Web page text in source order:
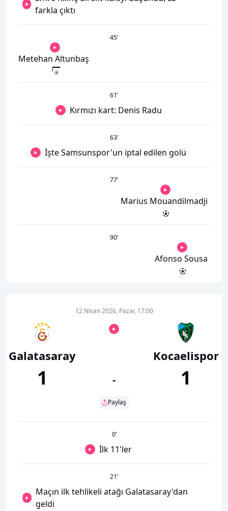
farkla çıktı
45’
Metehan Altunbaş
61’
Kırmızı kart: Denis Radu
63’
İşte Samsunspor'un iptal edilen golü
77’
Marius Mouandilmadji
90’
Afonso Sousa
Galatasaray
1
12 Nisan 2026, Pazar, 17:00
-
Paylaş
Kocaelispor
1
0’
İlk 11'ler
21’
Maçın ilk tehlikeli atağı Galatasaray'dan
geldi